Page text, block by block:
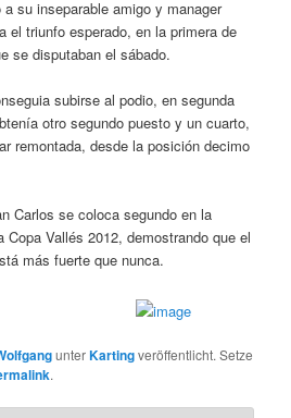
su inseparable amigo y manager
el triunfo esperado, en la primera de
se disputaban el sábado.
subirse al podio, en segunda
otro segundo puesto y un cuarto,
remontada, desde la posición decimo
Carlos se coloca segundo en la
Vallés 2012, demostrando que el
más fuerte que nunca.
unterKartingveröffentlicht. Setze
.